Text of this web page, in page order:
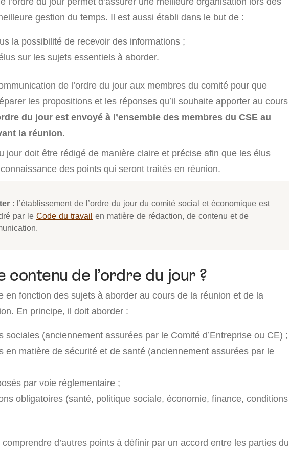
gestion du temps. Il est aussi établi dans le but de :
la possibilité de recevoir des informations ;
sur les sujets essentiels à aborder.
de l’ordre du jour aux membres du comité pour que
les propositions et les réponses qu’il souhaite apporter au cours
du jour est envoyé à l’ensemble des membres du CSE au
la réunion.
jour doit être rédigé de manière claire et précise afin que les élus
des points qui seront traités en réunion.
: l’établissement de l’ordre du jour du comité social et économique est
par le Code du travail en matière de rédaction, de contenu et de
contenu de l’ordre du jour ?
en fonction des sujets à aborder au cours de la réunion et de la
En principe, il doit aborder :
sociales (anciennement assurées par le Comité d’Entreprise ou CE) ;
en matière de sécurité et de santé (anciennement assurées par le
par voie réglementaire ;
obligatoires (santé, politique sociale, économie, finance, conditions
d’autres points à définir par un accord entre les parties du